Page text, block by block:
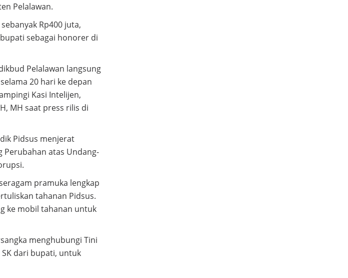
Pelalawan.
Rp400 juta,
sebagai honorer di
Pelalawan langsung
20 hari ke depan
Kasi Intelijen,
MH saat press rilis di
Pidsus menjerat
Perubahan atas Undang-
pramuka lengkap
tahanan Pidsus.
ke mobil tahanan untuk
menghubungi Tini
dari bupati, untuk